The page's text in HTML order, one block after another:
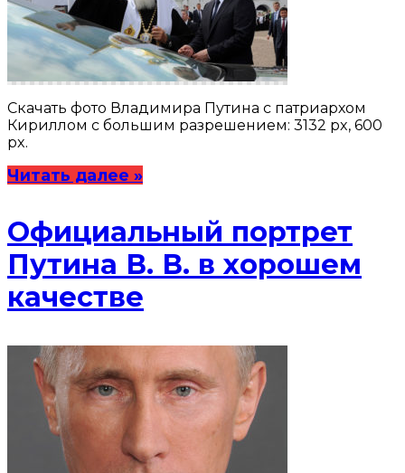
Скачать фото Владимира Путина с патриархом
Кириллом с большим разрешением: 3132 px, 600
px.
Читать далее »
Официальный портрет
Путина В. В. в хорошем
качестве